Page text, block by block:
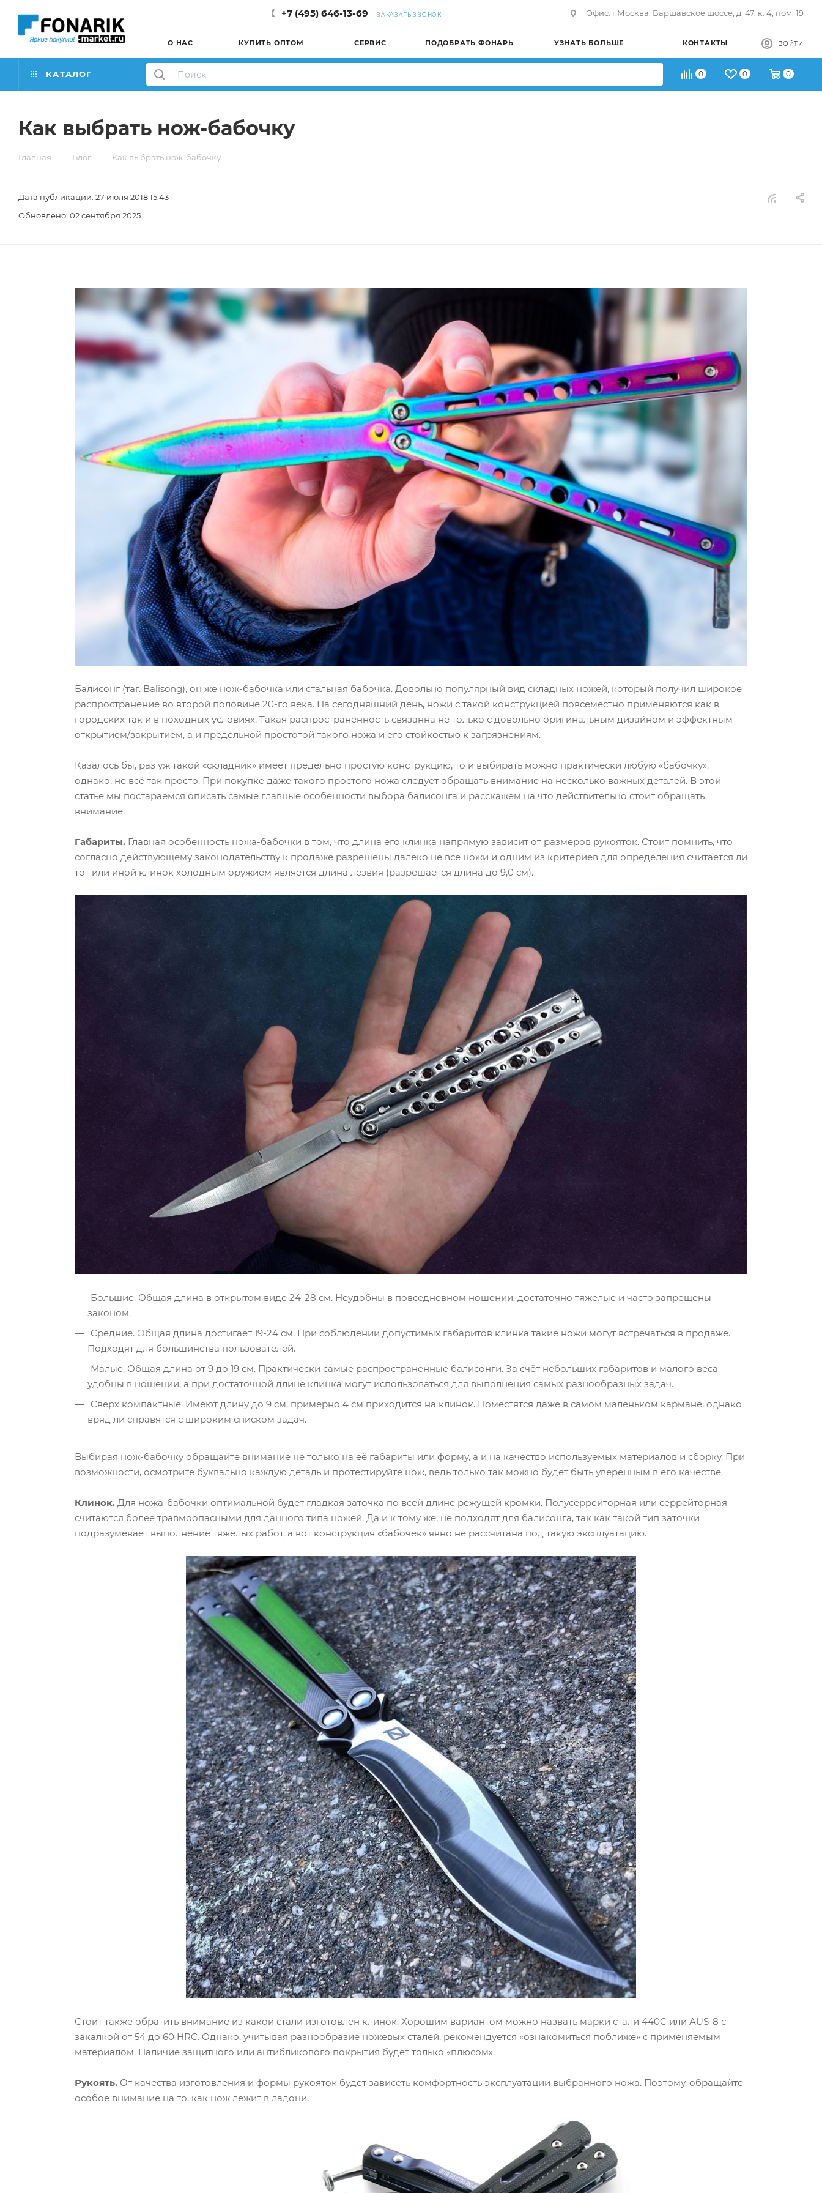
+7 (495) 646-13-69 ЗАКАЗАТЬ ЗВОНОК Офис: г.Москва, Варшавское шоссе, д. 47, к. 4, пом. 19
О НАС КУПИТЬ ОПТОМ СЕРВИС ПОДОБРАТЬ ФОНАРЬ УЗНАТЬ БОЛЬШЕ КОНТАКТЫ ВОЙТИ
КАТАЛОГ 0 0 0
Как выбрать нож-бабочку
Главная — Блог — Как выбрать нож-бабочку
Дата публикации: 27 июля 2018 15:43
Обновлено: 02 сентября 2025
Балисонг (таг. Balisong), он же нож-бабочка или стальная бабочка. Довольно популярный вид складных ножей, который получил широкое
распространение во второй половине 20-го века. На сегодняшний день, ножи с такой конструкцией повсеместно применяются как в
городских так и в походных условиях. Такая распространенность связанна не только с довольно оригинальным дизайном и эффектным
открытием/закрытием, а и предельной простотой такого ножа и его стойкостью к загрязнениям.
Казалось бы, раз уж такой «складник» имеет предельно простую конструкцию, то и выбирать можно практически любую «бабочку»,
однако, не всё так просто. При покупке даже такого простого ножа следует обращать внимание на несколько важных деталей. В этой
статье мы постараемся описать самые главные особенности выбора балисонга и расскажем на что действительно стоит обращать
внимание.
Габариты. Главная особенность ножа-бабочки в том, что длина его клинка напрямую зависит от размеров рукояток. Стоит помнить, что
согласно действующему законодательству к продаже разрешены далеко не все ножи и одним из критериев для определения считается ли
тот или иной клинок холодным оружием является длина лезвия (разрешается длина до 9,0 см).
Большие. Общая длина в открытом виде 24-28 см. Неудобны в повседневном ношении, достаточно тяжелые и часто запрещены
законом.
Средние. Общая длина достигает 19-24 см. При соблюдении допустимых габаритов клинка такие ножи могут встречаться в продаже.
Подходят для большинства пользователей.
Малые. Общая длина от 9 до 19 см. Практически самые распространенные балисонги. За счёт небольших габаритов и малого веса
удобны в ношении, а при достаточной длине клинка могут использоваться для выполнения самых разнообразных задач.
Сверх компактные. Имеют длину до 9 см, примерно 4 см приходится на клинок. Поместятся даже в самом маленьком кармане, однако
вряд ли справятся с широким списком задач.
Выбирая нож-бабочку обращайте внимание не только на её габариты или форму, а и на качество используемых материалов и сборку. При
возможности, осмотрите буквально каждую деталь и протестируйте нож, ведь только так можно будет быть уверенным в его качестве.
Клинок. Для ножа-бабочки оптимальной будет гладкая заточка по всей длине режущей кромки. Полусеррейторная или серрейторная
считаются более травмоопасными для данного типа ножей. Да и к тому же, не подходят для балисонга, так как такой тип заточки
подразумевает выполнение тяжелых работ, а вот конструкция «бабочек» явно не рассчитана под такую эксплуатацию.
Стоит также обратить внимание из какой стали изготовлен клинок. Хорошим вариантом можно назвать марки стали 440C или AUS-8 с
закалкой от 54 до 60 HRC. Однако, учитывая разнообразие ножевых сталей, рекомендуется «ознакомиться поближе» с применяемым
материалом. Наличие защитного или антибликового покрытия будет только «плюсом».
Рукоять. От качества изготовления и формы рукояток будет зависеть комфортность эксплуатации выбранного ножа. Поэтому, обращайте
особое внимание на то, как нож лежит в ладони.